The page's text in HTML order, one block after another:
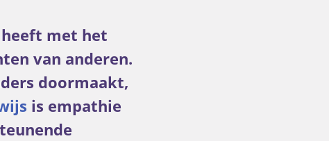
heeft met het
van anderen.
doormaakt,
is empathie